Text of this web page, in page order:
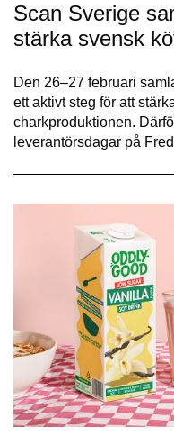
Scan Sverige
stärka svensk
Den 26–27 februari
ett aktivt steg för att
charkproduktionen.
leverantörsdagar på